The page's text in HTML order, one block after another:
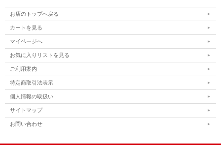
お店のトップへ戻る
カートを見る
マイページへ
お気に入りリストを見る
ご利用案内
特定商取引法表示
個人情報の取扱い
サイトマップ
お問い合わせ